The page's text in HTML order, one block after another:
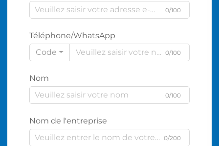
0/100
Téléphone/WhatsApp
Code
0/100
Nom
0/100
Nom de l'entreprise
0/200